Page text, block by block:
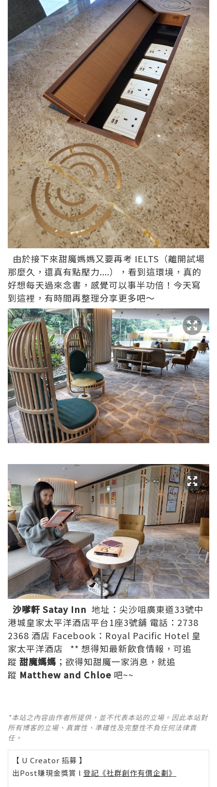
由於接下來甜魔媽媽又要再考 IELTS（離開試場
那麼久，還真有點壓力....），看到這環境，真的
好想每天過來念書，感覺可以事半功倍！今天寫
到這裡，有時間再整理分享更多吧～
沙嗲軒 Satay Inn 地址：尖沙咀廣東道33號中
港城皇家太平洋酒店平台1座3號舖 電話：2738
2368 酒店 Facebook： Royal Pacific Hotel 皇
家太平洋酒店 ** 想得知最新飲食情報，可追
蹤 甜魔媽媽 ；欲得知甜魔一家消息，就追
蹤 Matthew and Chloe 吧~~
*本站之內容由作者所提供，並不代表本站的立場。因此本站對
所有博客的立場、真實性、準確性及完整性不負任何法律責
任。
【 U Creator 招募 】
出Post賺現金獎賞 l 登記《社群創作有價企劃》